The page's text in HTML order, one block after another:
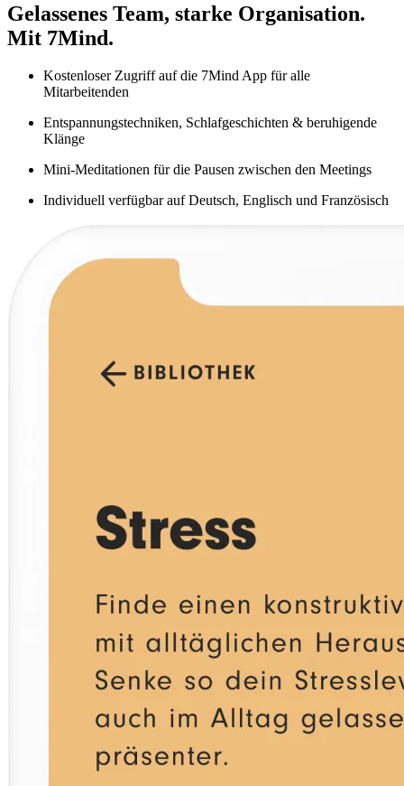
Gelassenes Team, starke Organisation.
Mit 7Mind.
Kostenloser Zugriff auf die 7Mind App für alle
Mitarbeitenden
Entspannungstechniken, Schlafgeschichten & beruhigende
Klänge
Mini-Meditationen für die Pausen zwischen den Meetings
Individuell verfügbar auf Deutsch, Englisch und Französisch